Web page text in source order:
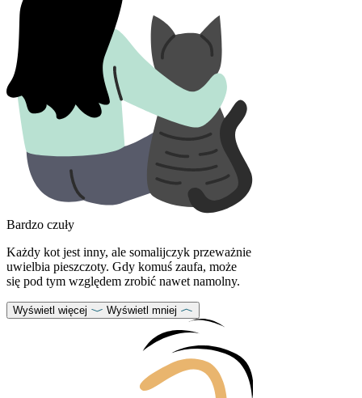
Bardzo czuły
Każdy kot jest inny, ale somalijczyk przeważnie
uwielbia pieszczoty. Gdy komuś zaufa, może
się pod tym względem zrobić nawet namolny.
Wyświetl więcej Wyświetl mniej